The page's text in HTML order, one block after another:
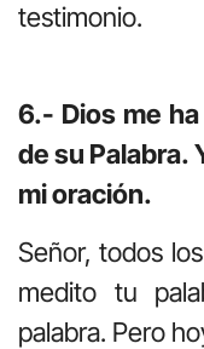
testimonio.
6.- Dios me
de su Palabra.
mi oración.
Señor, todos
medito tu
palabra. Pero